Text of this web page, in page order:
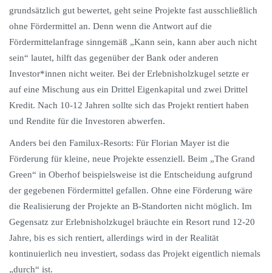
grundsätzlich gut bewertet, geht seine Projekte fast ausschließlich
ohne Fördermittel an. Denn wenn die Antwort auf die
Fördermittelanfrage sinngemäß „Kann sein, kann aber auch nicht
sein“ lautet, hilft das gegenüber der Bank oder anderen
Investor*innen nicht weiter. Bei der Erlebnisholzkugel setzte er
auf eine Mischung aus ein Drittel Eigenkapital und zwei Drittel
Kredit. Nach 10-12 Jahren sollte sich das Projekt rentiert haben
und Rendite für die Investoren abwerfen.
Anders bei den Familux-Resorts: Für Florian Mayer ist die
Förderung für kleine, neue Projekte essenziell. Beim „The Grand
Green“ in Oberhof beispielsweise ist die Entscheidung aufgrund
der gegebenen Fördermittel gefallen. Ohne eine Förderung wäre
die Realisierung der Projekte an B-Standorten nicht möglich. Im
Gegensatz zur Erlebnisholzkugel bräuchte ein Resort rund 12-20
Jahre, bis es sich rentiert, allerdings wird in der Realität
kontinuierlich neu investiert, sodass das Projekt eigentlich niemals
„durch“ ist.